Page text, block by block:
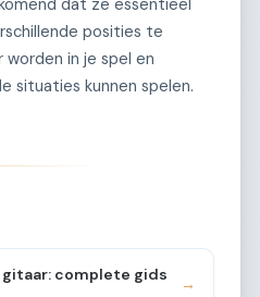
dat ze essentieel
posities te
in je spel en
situaties kunnen spelen.
complete gids
→